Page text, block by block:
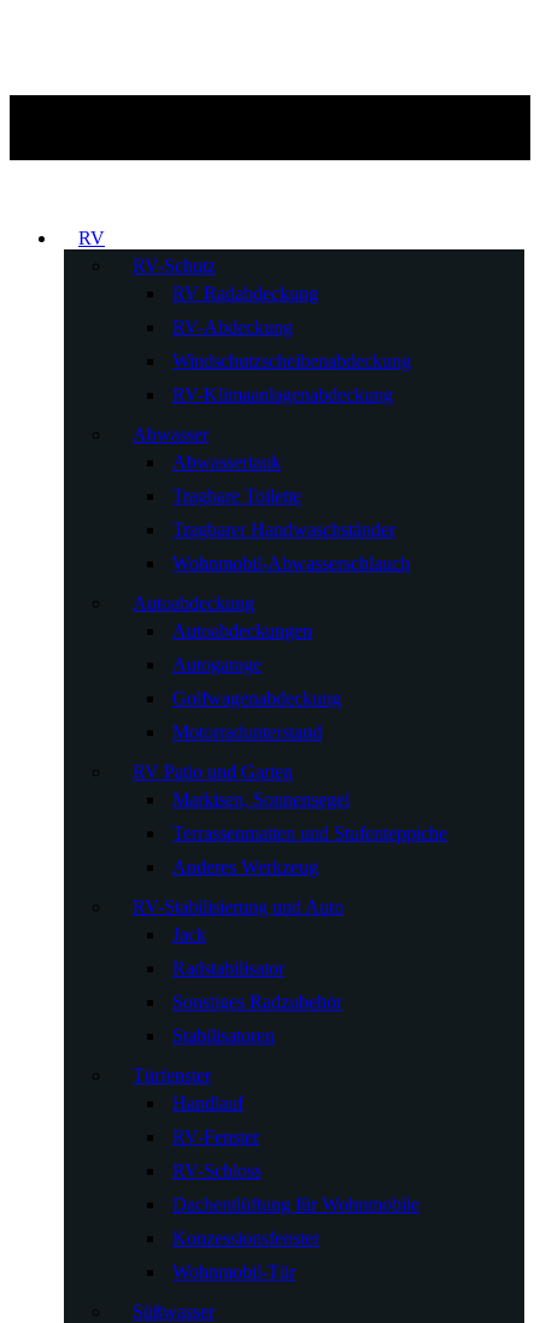
RV
RV-Schutz
RV Radabdeckung
RV-Abdeckung
Windschutzscheibenabdeckung
RV-Klimaanlagenabdeckung
Abwasser
Abwassertank
Tragbare Toilette
Tragbarer Handwaschständer
Wohnmobil-Abwasserschlauch
Autoabdeckung
Autoabdeckungen
Autogarage
Golfwagenabdeckung
Motorradunterstand
RV Patio und Garten
Markisen, Sonnensegel
Terrassenmatten und Stufenteppiche
Anderes Werkzeug
RV-Stabilisierung und Auto
Jack
Radstabilisator
Sonstiges Radzubehör
Stabilisatoren
Türfenster
Handlauf
RV-Fenster
RV-Schloss
Dachentlüftung für Wohnmobile
Konzessionsfenster
Wohnmobil-Tür
Süßwasser